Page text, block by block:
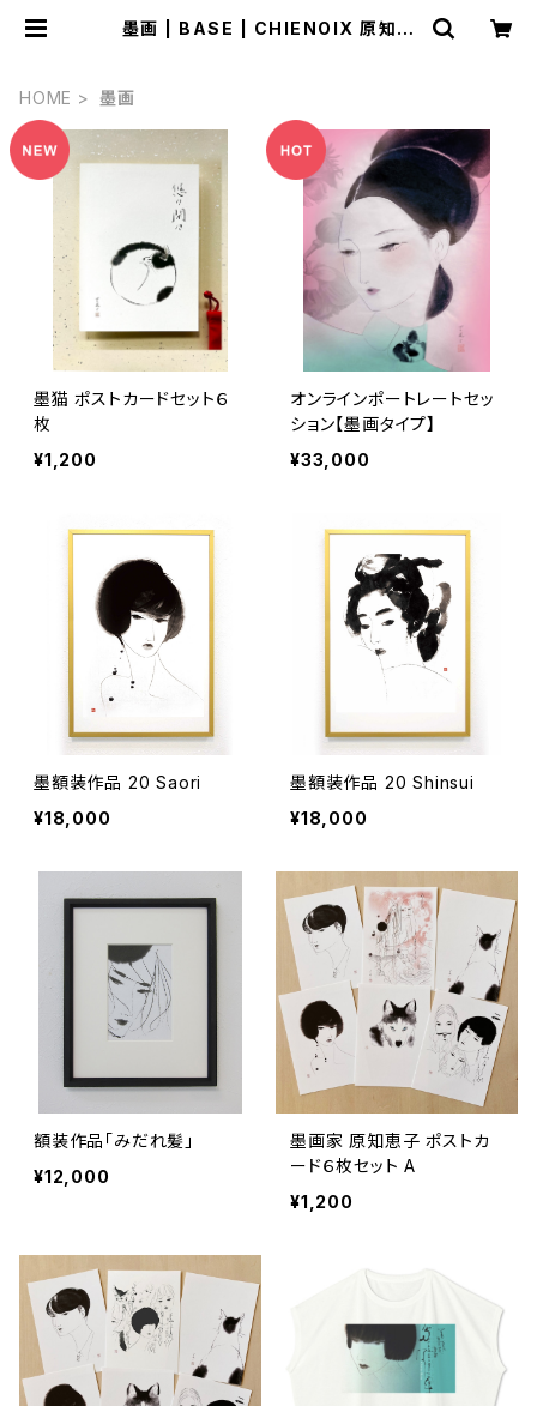
墨画 | BASE | CHIENOIX 原知恵
HOME
墨画
墨猫 ポストカードセット６
枚
¥1,200
オンラインポートレートセッ
ション【墨画タイプ】
¥33,000
墨額装作品 20 Saori
¥18,000
墨額装作品 20 Shinsui
¥18,000
額装作品「みだれ髪」
¥12,000
墨画家 原知恵子 ポストカ
ード６枚セット A
¥1,200